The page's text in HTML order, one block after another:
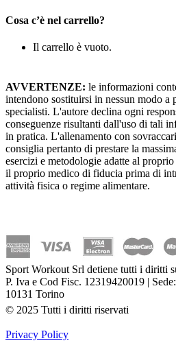
Cosa c’è nel carrello?
Il carrello è vuoto.
AVVERTENZE: le informazioni
intendono sostituirsi in nessun modo a
specialisti. L'autore declina ogni
conseguenze risultanti dall'uso di tali
in pratica. L'allenamento con
consiglia pertanto di prestare la
esercizi e metodologie adatte al
il proprio medico di fiducia prima di
attività fisica o regime alimentare.
Sport Workout Srl detiene tutti i diritti
P. Iva e Cod Fisc. 12319420019 |
10131 Torino
© 2025 Tutti i diritti riservati
Privacy Policy